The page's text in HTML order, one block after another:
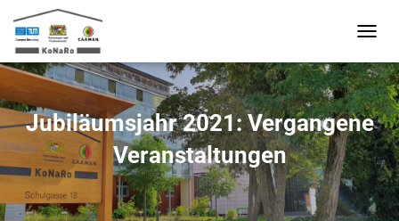
A
V
I
G
A
T
I
O
N
U
Jubiläumsjahr 2021: Vergangene
Veranstaltungen